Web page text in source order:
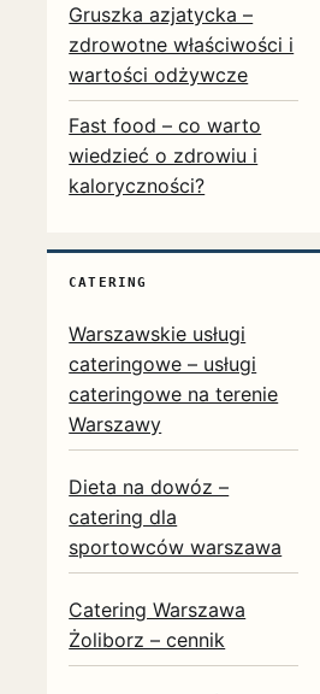
Gruszka azjatycka –
zdrowotne właściwości i
wartości odżywcze
Fast food – co warto
wiedzieć o zdrowiu i
kaloryczności?
CATERING
Warszawskie usługi
cateringowe – usługi
cateringowe na terenie
Warszawy
Dieta na dowóz –
catering dla
sportowców warszawa
Catering Warszawa
Żoliborz – cennik